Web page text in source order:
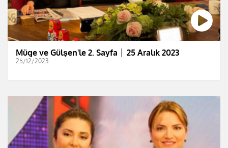
Müge ve Gülşen'le 2. Sayfa │ 25 Aralık 2023
25/12/2023